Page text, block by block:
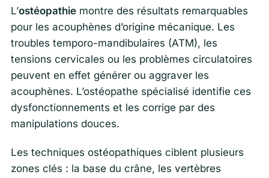
L’ostéopathie montre des résultats remarquables
pour les acouphènes d’origine mécanique. Les
troubles temporo-mandibulaires (ATM), les
tensions cervicales ou les problèmes circulatoires
peuvent en effet générer ou aggraver les
acouphènes. L’ostéopathe spécialisé identifie ces
dysfonctionnements et les corrige par des
manipulations douces.
Les techniques ostéopathiques ciblent plusieurs
zones clés : la base du crâne, les vertèbres